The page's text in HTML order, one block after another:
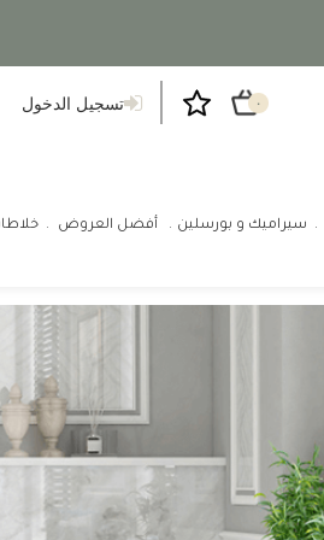
تسجيل الدخول ٠
سيراميك و بورسلين أفضل العروض